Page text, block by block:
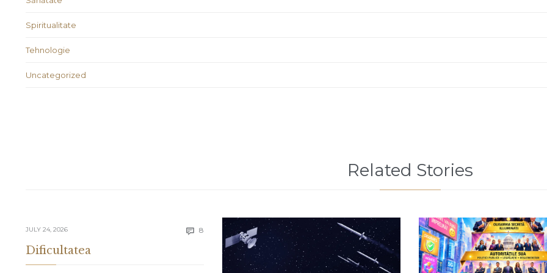
Spiritualitate
Tehnologie
Uncategorized
Related Stories
JULY 24, 2026  8 Comments
Dificultatea